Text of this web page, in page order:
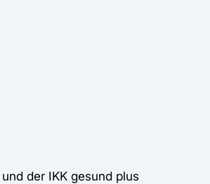
der IKK gesund plus